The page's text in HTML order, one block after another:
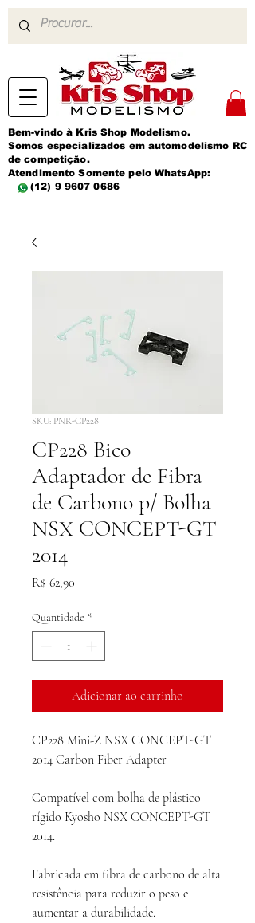
Bem-vindo à Kris Shop Modelismo.
Somos especializados em automodelismo RC
de competição.
Atendimento Somente pelo WhatsApp:
(12) 9 9607 0686
SKU: PNR-CP228
CP228 Bico
Adaptador de Fibra
de Carbono p/ Bolha
NSX CONCEPT-GT
2014
R$ 62,90
Quantidade *
Adicionar ao carrinho
CP228 Mini-Z NSX CONCEPT-GT
2014 Carbon Fiber Adapter
Compatível com bolha de plástico
rígido Kyosho NSX CONCEPT-GT
2014.
Fabricada em fibra de carbono de alta
resistência para reduzir o peso e
aumentar a durabilidade.